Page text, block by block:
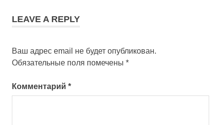
LEAVE A REPLY
Ваш адрес email не будет опубликован.
Обязательные поля помечены *
Комментарий *